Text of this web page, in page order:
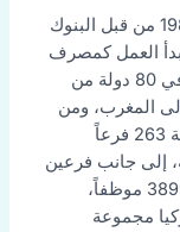
تم تأسيس بنك البركة في تركيا في عام 1984 من قبل البنوك
الإسلامية الرائدة في تركيا وفي عام 1985 بدأ العمل كمصرف
نشط. وتم تأسيس ما يقرب من 1000 بنك في 80 دولة من
المغرب، ومن
أستراليا إلى كازاخستان. و يمتلك بنك البركة 263 فرعاً
إلى جانب فرعين
في أربيل وبغداد، ويصل عدد موظفيه إلى 3899 موظفاً،
مجموعة